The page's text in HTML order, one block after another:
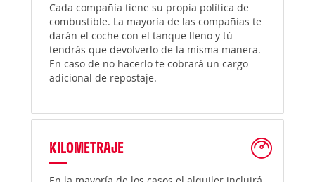
Cada compañía tiene su propia política de
combustible. La mayoría de las compañías te
darán el coche con el tanque lleno y tú
tendrás que devolverlo de la misma manera.
En caso de no hacerlo te cobrará un cargo
adicional de repostaje.
KILOMETRAJE